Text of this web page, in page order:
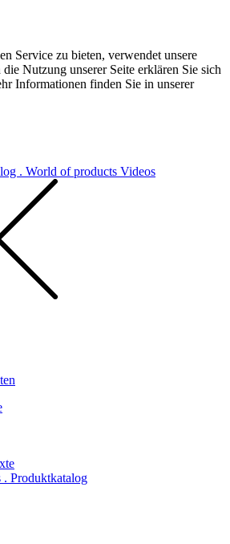
Service zu bieten, verwendet unsere
Nutzung unserer Seite erklären Sie sich
Informationen finden Sie in unserer
. World of products Videos
Produktkatalog